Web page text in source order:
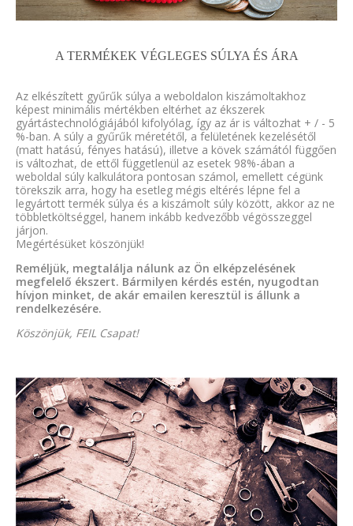
A TERMÉKEK VÉGLEGES SÚLYA ÉS ÁRA
Az elkészített gyűrűk súlya a weboldalon kiszámoltakhoz
képest minimális mértékben eltérhet az ékszerek
gyártástechnológiájából kifolyólag, így az ár is változhat + / - 5
%-ban. A súly a gyűrűk méretétől, a felületének kezelésétől
(matt hatású, fényes hatású), illetve a kövek számától függően
is változhat, de ettől függetlenül az esetek 98%-ában a
weboldal súly kalkulátora pontosan számol, emellett cégünk
törekszik arra, hogy ha esetleg mégis eltérés lépne fel a
legyártott termék súlya és a kiszámolt súly között, akkor az ne
többletköltséggel, hanem inkább kedvezőbb végösszeggel
járjon.
Megértésüket köszönjük!
Reméljük, megtalálja nálunk az Ön elképzelésének
megfelelő ékszert. Bármilyen kérdés estén, nyugodtan
hívjon minket, de akár emailen keresztül is állunk a
rendelkezésére.
Köszönjük, FEIL Csapat!